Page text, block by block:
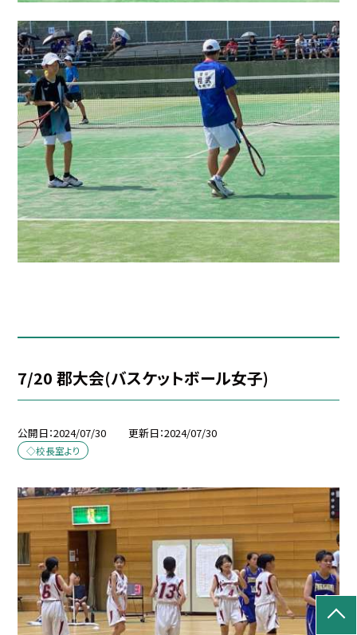
7/20 郡大会(バスケットボール女子)
公開日 2024/07/30 更新日 2024/07/30
◇校長室より